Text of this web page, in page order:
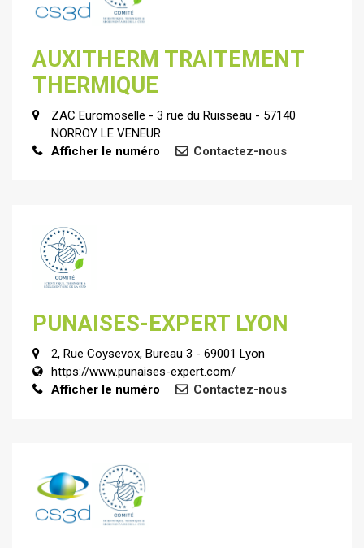
AUXITHERM TRAITEMENT
THERMIQUE
ZAC Euromoselle - 3 rue du Ruisseau - 57140
NORROY LE VENEUR
Afficher le numéro
Contactez-nous
PUNAISES-EXPERT LYON
2, Rue Coysevox, Bureau 3 - 69001 Lyon
https://www.punaises-expert.com/
Afficher le numéro
Contactez-nous